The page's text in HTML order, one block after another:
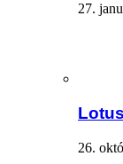
27.
26.